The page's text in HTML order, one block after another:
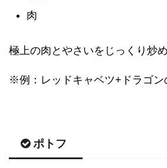
肉
極上の肉とやさいをじっくり炒め
※例：レッドキャベツ+ドラゴン
ポトフ